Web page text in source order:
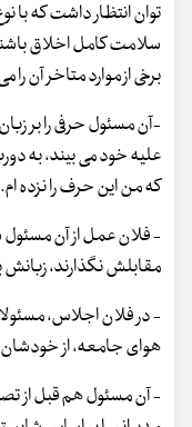
توان انتظار داشت که با
سلامت کامل اخلاق
برخی از موارد متاخر آن را
-آن مسئول حرفی را بر
علیه خود می بیند، به
که من این حرف را نزده ام.
- فلان عمل از آن مسئول
مقابلش نگذارند،
- در فلان اجلاس،
هوای جامعه، از خودشان
- آن مسئول هم قبل از